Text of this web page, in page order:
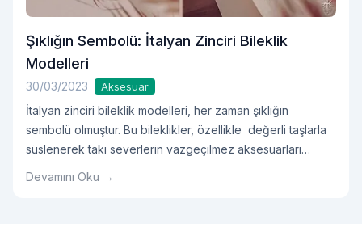
Şıklığın Sembolü: İtalyan Zinciri Bileklik
Modelleri
30/03/2023 Aksesuar
İtalyan zinciri bileklik modelleri, her zaman şıklığın
sembolü olmuştur. Bu bileklikler, özellikle değerli taşlarla
süslenerek takı severlerin vazgeçilmez aksesuarları
Devamını Oku →